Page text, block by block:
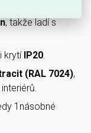
, takže ladí s
krytí IP20.
(RAL 7024),
1násobné